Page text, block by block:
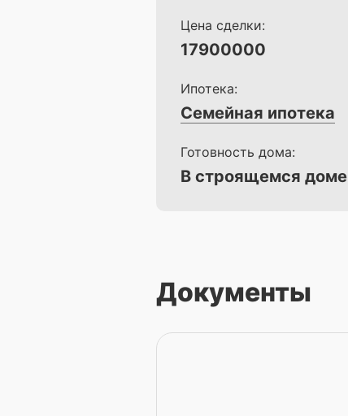
Цена сделки:
17900000
Ипотека:
Семейная ипотека
Готовность дома:
В строящемся доме
Документы